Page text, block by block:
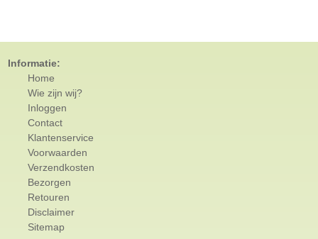
Informatie:
Home
Wie zijn wij?
Inloggen
Contact
Klantenservice
Voorwaarden
Verzendkosten
Bezorgen
Retouren
Disclaimer
Sitemap